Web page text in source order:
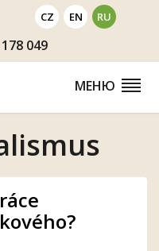
CZ EN RU
049
МЕНЮ